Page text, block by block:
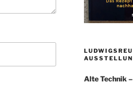
Alte Technik